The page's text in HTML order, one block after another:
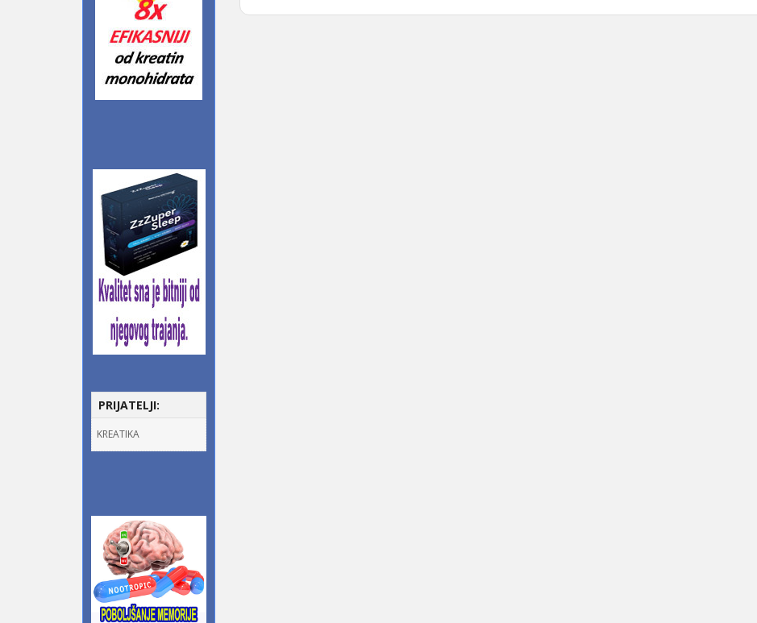
PRIJATELJI:
KREATIKA